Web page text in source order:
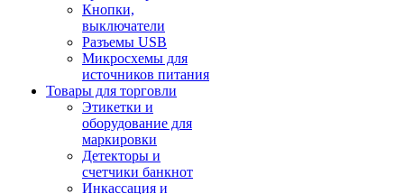
Кнопки,
выключатели
Разъемы USB
Микросхемы для
источников питания
Товары для торговли
Этикетки и
оборудование для
маркировки
Детекторы и
счетчики банкнот
Инкассация и